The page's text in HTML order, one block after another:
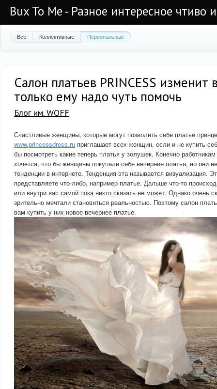
Bux To Me - Разное интересное чтиво
Все Коллективные Персональные
Салон платьев PRINCESS изменит
только ему надо чуть помочь
Блог им. WOFF
Счастливые женщины, которые могут позволить себе платье
www.princessdress.ru приглашает всех женщин, если и не купить
бы посмотреть какие теперь платья у золушек. Конечно
хочется, что бы женщины покупали себе вечерние платья, но они
тенденции в интернете. Тенденция эта называется визуализация.
представляете что-либо, например платье. Дальше что-то
или внутри вас самой пока никто сказать не может. Однако очень
зрительно мечтали становиться реальностью. Поэтому салон
вам купить у них новое вечернее платье.